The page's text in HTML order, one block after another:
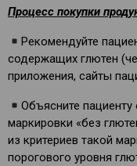
Процесс покупки
Рекомендуйте
содержащих глютен
приложения, сайты
Объясните
маркировки «без
из критериев такой
порогового уровня